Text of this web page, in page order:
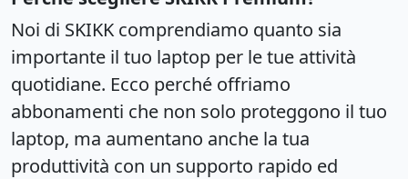
Noi di SKIKK comprendiamo quanto sia
importante il tuo laptop per le tue attività
quotidiane. Ecco perché offriamo
abbonamenti che non solo proteggono il tuo
laptop, ma aumentano anche la tua
produttività con un supporto rapido ed